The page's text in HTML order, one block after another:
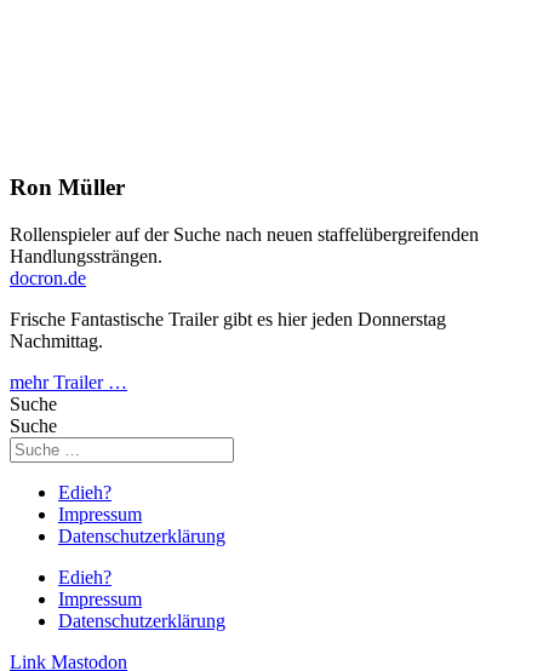
Ron Müller
Rollenspieler auf der Suche nach neuen staffelübergreifenden
Handlungssträngen.
docron.de
Frische Fantastische Trailer gibt es hier jeden Donnerstag
Nachmittag.
mehr Trailer …
Suche
Suche
Edieh?
Impressum
Datenschutzerklärung
Edieh?
Impressum
Datenschutzerklärung
Link Mastodon